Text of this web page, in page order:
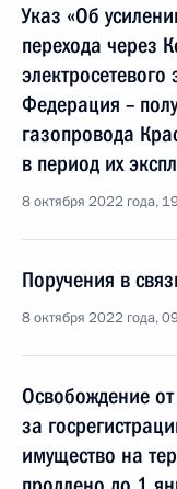
Указ «Об
перехода через
Федерация –
газопровода
в период их
8 октября 2022 года,
Поручения в
8 октября 2022 года,
Освобождение
за
имущество на